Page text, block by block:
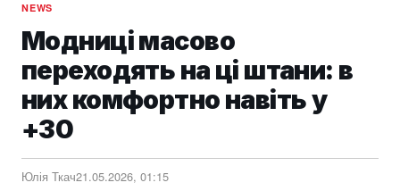
NEWS
Модниці масово
переходять на ці штани: в
них комфортно навіть у
+30
Юлія Ткач21.05.2026, 01:15